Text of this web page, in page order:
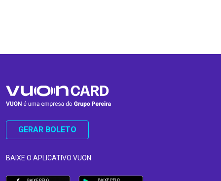
GERAR BOLETO
BAIXE O APLICATIVO VUON